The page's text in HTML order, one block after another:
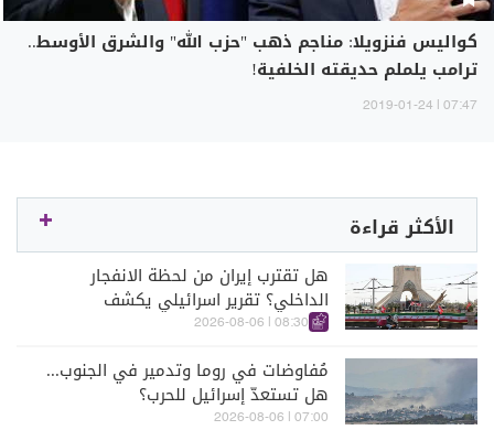
كواليس فنزويلا: مناجم ذهب "حزب الله" والشرق الأوسط..
ترامب يلملم حديقته الخلفية!
07:47 | 2019-01-24
الأكثر قراءة
هل تقترب إيران من لحظة الانفجار
الداخلي؟ تقرير اسرائيلي يكشف
الكواليس
08:30 | 2026-08-06
مُفاوضات في روما وتدمير في الجنوب...
هل تستعدّ إسرائيل للحرب؟
07:00 | 2026-08-06